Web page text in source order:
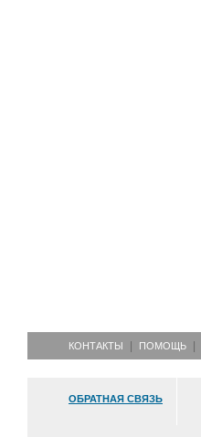
КОНТАКТЫ ПОМОЩЬ
ОБРАТНАЯ СВЯЗЬ